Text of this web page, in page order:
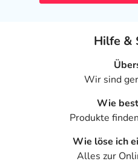
Hilfe &
Wir sind
Wie
Produkte
Wie löse ich
Alles zur